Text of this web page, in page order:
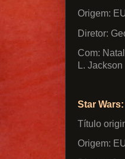
Origem:
Diretor:
Com:
L. Jackson
Star
Título
Origem: